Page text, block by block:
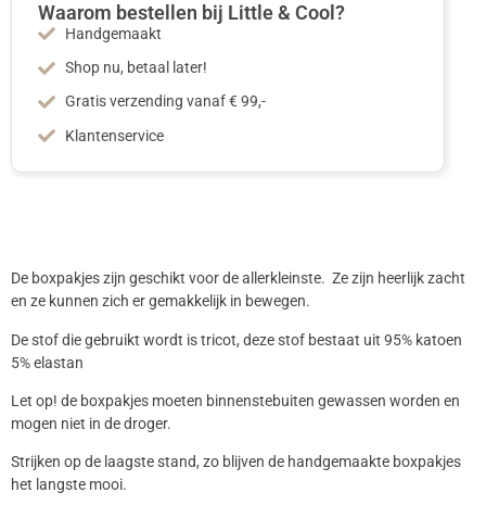
Waarom bestellen bij Little & Cool?
Handgemaakt
Shop nu, betaal later!
Gratis verzending vanaf € 99,-
Klantenservice
De boxpakjes zijn geschikt voor de allerkleinste. Ze zijn heerlijk zacht
en ze kunnen zich er gemakkelijk in bewegen.
De stof die gebruikt wordt is tricot, deze stof bestaat uit 95% katoen
5% elastan
Let op! de boxpakjes moeten binnenstebuiten gewassen worden en
mogen niet in de droger.
Strijken op de laagste stand, zo blijven de handgemaakte boxpakjes
het langste mooi.